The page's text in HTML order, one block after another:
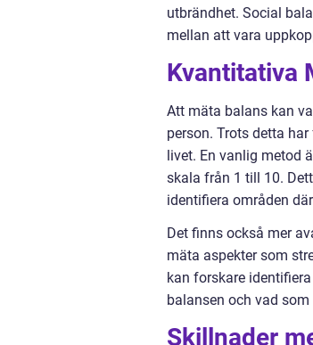
utbrändhet. Social
mellan att vara
Kvantitativa
Att mäta balans kan
person. Trots detta
livet. En vanlig metod
skala från 1 till 10.
identifiera områden
Det finns också mer
mäta aspekter som
kan forskare
balansen och vad
Skillnader